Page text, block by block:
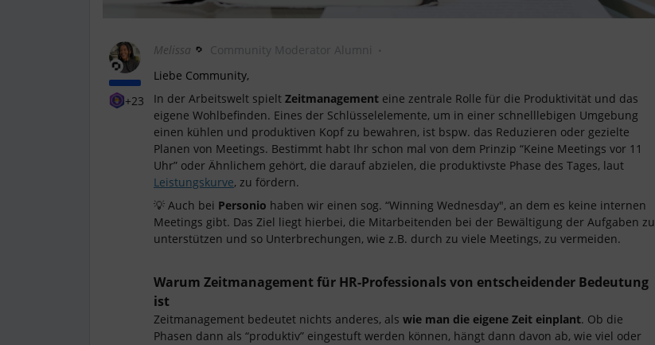
+23
Melissa
Community Moderator Alumni
Liebe Community,
In der Arbeitswelt spielt Zeitmanagement eine zentrale Rolle für die Produktivität und das
eigene Wohlbefinden. Eines der Schlüsselelemente, um in einer schnelllebigen Umgebung
einen kühlen und produktiven Kopf zu bewahren, ist bspw. das Reduzieren oder gezielte
Planen von Meetings. Bestimmt habt Ihr schon mal von dem Prinzip “Keine Meetings vor 11
Uhr” oder Ähnlichem gehört, die darauf abzielen, die produktivste Phase des Tages, laut
Leistungskurve, zu fördern.
💡 Auch bei Personio haben wir einen sog. “Winning Wednesday", an dem es keine internen
Meetings gibt. Das Ziel liegt hierbei, die Mitarbeitenden bei der Bewältigung der Aufgaben zu
unterstützen und so Unterbrechungen, wie z.B. durch zu viele Meetings, zu vermeiden.
Warum Zeitmanagement für HR-Professionals von entscheidender Bedeutung
ist
Zeitmanagement bedeutet nichts anderes, als wie man die eigene Zeit einplant. Ob die
Phasen dann als “produktiv” eingestuft werden können, hängt dann davon ab, wie viel oder